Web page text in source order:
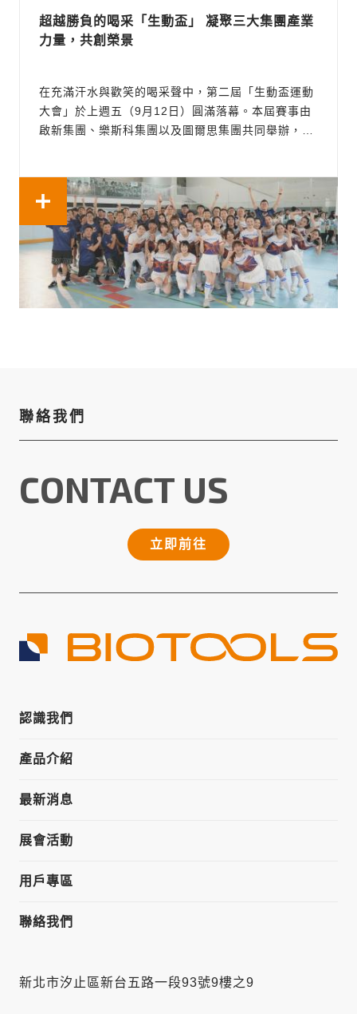
超越勝負的喝采「生動盃」 凝聚三大集團產業
力量，共創榮景
在充滿汗水與歡笑的喝采聲中，第二屆「生動盃運動
大會」於上週五（9月12日）圓滿落幕。本屆賽事由
啟新集團、樂斯科集團以及圖爾思集團共同舉辦，以
的深厚情誼與共榮精神。 凝聚產業向心力，打造生技
圈的年度盛事 在開幕...
聯絡我們
CONTACT US
立即前往
新北市汐止區新台五路一段93號9樓之9
認識我們
產品介紹
最新消息
展會活動
用戶專區
聯絡我們